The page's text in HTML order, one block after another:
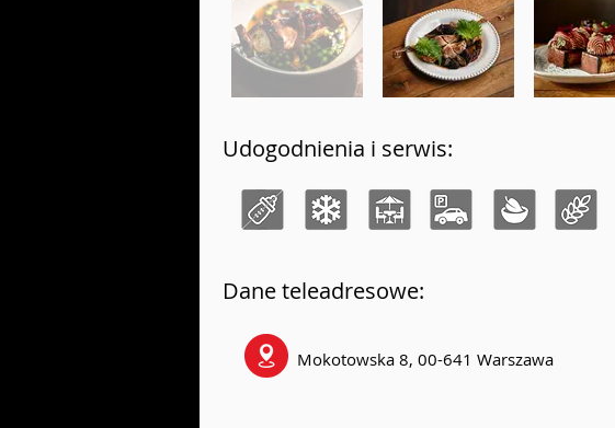
Udogodnienia i serwis:
Dane teleadresowe:
Mokotowska 8, 00-641 Warszawa